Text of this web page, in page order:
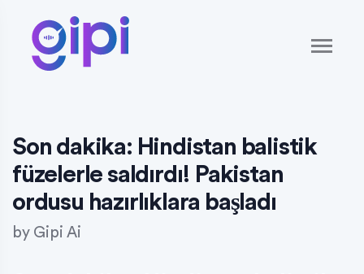
Son dakika: Hindistan balistik
füzelerle saldırdı! Pakistan
ordusu hazırlıklara başladı
by Gipi Ai